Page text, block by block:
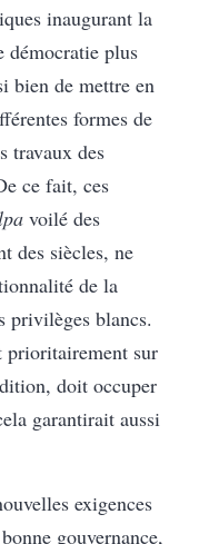
inaugurant la
démocratie plus
bien de mettre en
formes de
travaux des
ce fait, ces
voilé des
des siècles, ne
de la
privilèges blancs.
prioritairement sur
doit occuper
garantirait aussi
exigences
gouvernance,